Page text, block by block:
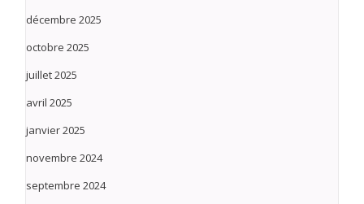
décembre 2025
octobre 2025
juillet 2025
avril 2025
janvier 2025
novembre 2024
septembre 2024